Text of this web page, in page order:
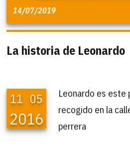
14/07/2019
La historia de Leonardo
11 05
2016
Leonardo es este
recogido en la
perrera